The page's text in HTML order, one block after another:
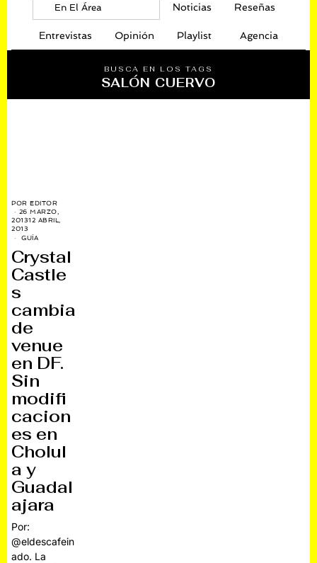
En El Área Noticias Reseñas
Entrevistas Opinión Playlist Agencia
BUSCA EN LOS TAGS
SALÓN CUERVO
POREDITOR
26 MARZO,
201312 ABRIL,
2013
GUÍA
Crystal
Castle
s
cambia
de
venue
en DF.
Sin
modifi
cacion
es en
Cholul
a y
Guadal
ajara
Por:
@eldescafein
ado. La